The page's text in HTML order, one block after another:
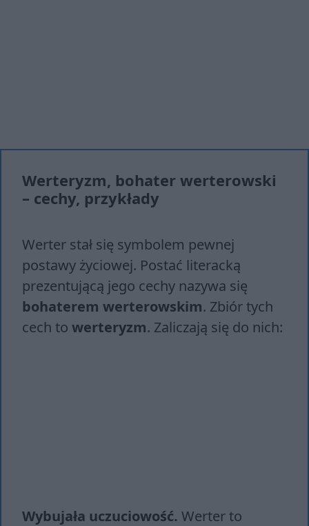
Werteryzm, bohater werterowski
– cechy, przykłady
Werter stał się symbolem pewnej
postawy życiowej. Postać literacką
prezentującą jego cechy nazywa się
bohaterem werterowskim. Zbiór tych
cech to werteryzm. Zaliczają się do nich:
Wybujała uczuciowość. Werter to